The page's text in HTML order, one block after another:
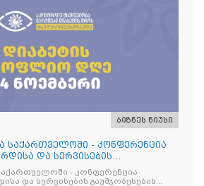
ბიზნეს ნიუსი
საქართველოში - კონფერენცია
და სერვისების
- კონფერენცია
და სერვისების გაუმჯობესების